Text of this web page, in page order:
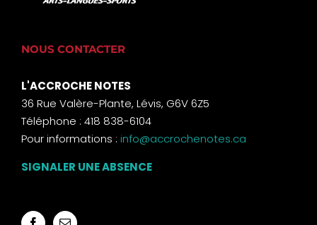
NOUS CONTACTER
L'ACCROCHE NOTES
36 Rue Valère-Plante, Lévis, G6V 6Z5
Téléphone : 418 838-6104
Pour informations : info@accrochenotes.ca
SIGNALER UNE ABSENCE